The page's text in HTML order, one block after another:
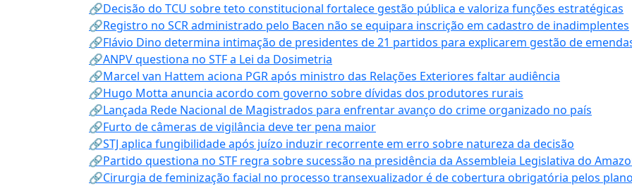
🔗Decisão do TCU sobre teto constitucional fortalece gestão pública e valoriza funções estratégicas
🔗Registro no SCR administrado pelo Bacen não se equipara inscrição em cadastro de inadimplentes
🔗Flávio Dino determina intimação de presidentes de 21 partidos para explicarem gestão de
🔗ANPV questiona no STF a Lei da Dosimetria
🔗Marcel van Hattem aciona PGR após ministro das Relações Exteriores faltar audiência
🔗Hugo Motta anuncia acordo com governo sobre dívidas dos produtores rurais
🔗Lançada Rede Nacional de Magistrados para enfrentar avanço do crime organizado no país
🔗Furto de câmeras de vigilância deve ter pena maior
🔗STJ aplica fungibilidade após juízo induzir recorrente em erro sobre natureza da decisão
🔗Partido questiona no STF regra sobre sucessão na presidência da Assembleia Legislativa do
🔗Cirurgia de feminização facial no processo transexualizador é de cobertura obrigatória pelos